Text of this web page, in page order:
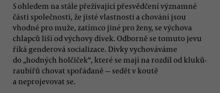
S ohledem na stále přežívající přesvědčení významné
části společnosti, že jisté vlastnosti a chování jsou
vhodné pro muže, zatímco jiné pro ženy, se výchova
chlapců liší od výchovy dívek. Odborně se tomuto jevu
říká genderová socializace. Dívky vychováváme
do „hodných holčiček“, které se mají na rozdíl od kluků-
raubířů chovat spořádaně — sedět v koutě
a neprojevovat se.